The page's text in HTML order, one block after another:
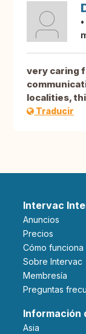
very caring
localities,
Traducir
Intervac
Anuncios
Precios
Cómo funciona
Sobre Intervac
Membresía
Preguntas
Información
Asia